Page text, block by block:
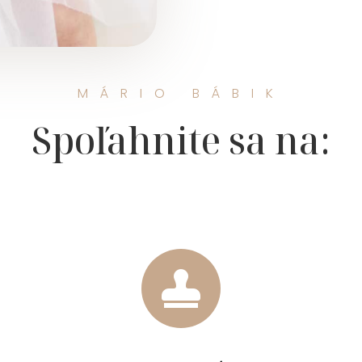
MÁRIO BÁBIK
Spoľahnite sa na:
